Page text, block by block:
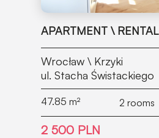
APARTMENT \ RENTAL
Wrocław \ Krzyki
ul. Stacha Świstackiego
47.85 m² 2 rooms
2 500 PLN